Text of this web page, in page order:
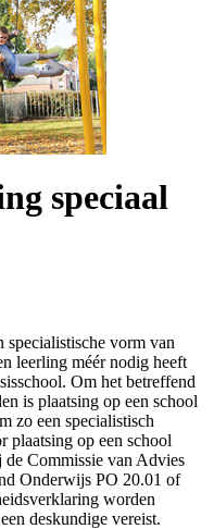
speciaal
specialistische vorm van
leerling méér nodig heeft
Om het betreffend
is plaatsing op een school
zo een specialistisch
plaatsing op een school
Commissie van Advies
Onderwijs PO 20.01 of
worden
deskundige vereist.